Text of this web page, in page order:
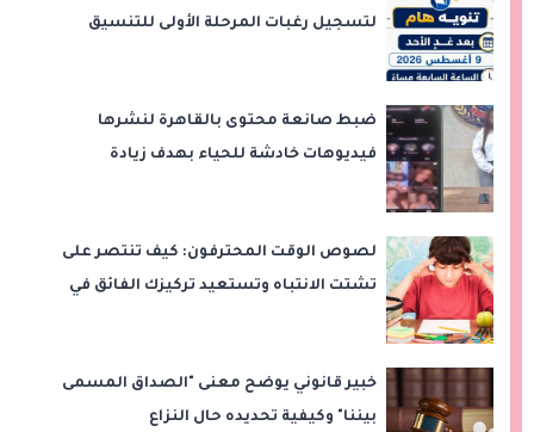
لتسجيل رغبات المرحلة الأولى للتنسيق
ضبط صانعة محتوى بالقاهرة لنشرها
فيديوهات خادشة للحياء بهدف زيادة
لصوص الوقت المحترفون: كيف تنتصر على
تشتت الانتباه وتستعيد تركيزك الفائق في
خبير قانوني يوضح معنى "الصداق المسمى
بيننا" وكيفية تحديده حال النزاع